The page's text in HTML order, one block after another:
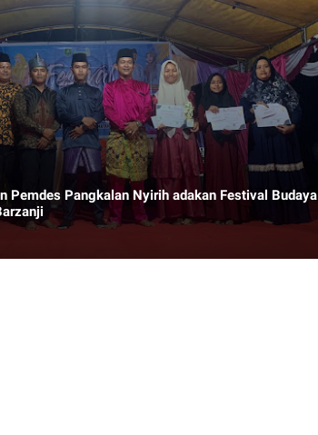
Pemdes Pangkalan Nyirih adakan Festival Budaya